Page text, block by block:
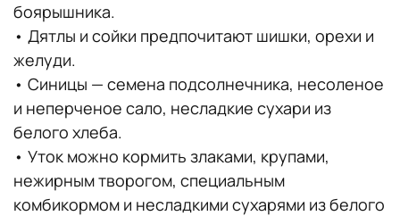
боярышника.
• Дятлы и сойки предпочитают шишки, орехи и
желуди.
• Синицы — семена подсолнечника, несоленое
и неперченое сало, несладкие сухари из
белого хлеба.
• Уток можно кормить злаками, крупами,
нежирным творогом, специальным
комбикормом и несладкими сухарями из белого